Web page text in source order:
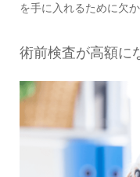
を手に入れるために欠か
術前検査が高額に